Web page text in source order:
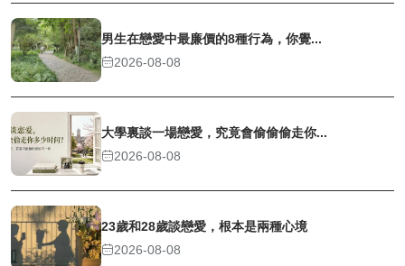
男生在戀愛中最廉價的8種行為，你覺...
2026-08-08
大學裏談一場戀愛，究竟會偷偷偷走你...
2026-08-08
23歲和28歲談戀愛，根本是兩種心境
2026-08-08